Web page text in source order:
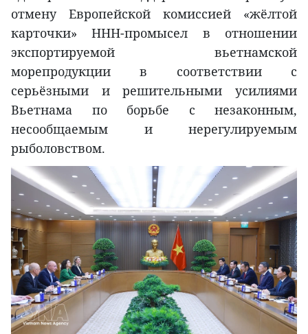
отмену Европейской комиссией «жёлтой
карточки» ННН-промысел в отношении
экспортируемой вьетнамской
морепродукции в соответствии с
серьёзными и решительными усилиями
Вьетнама по борьбе с незаконным,
несообщаемым и нерегулируемым
рыболовством.